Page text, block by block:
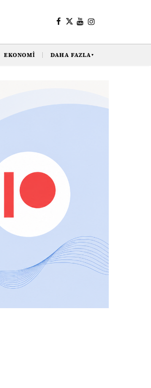
EKONOMI DAHA FAZLA▼